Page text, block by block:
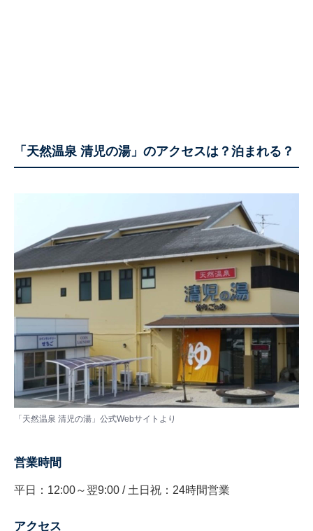
「天然温泉 清児の湯」のアクセスは？泊まれる？
「天然温泉 清児の湯」公式Webサイトより
営業時間
平日：12:00～翌9:00 / 土日祝：24時間営業
アクセス